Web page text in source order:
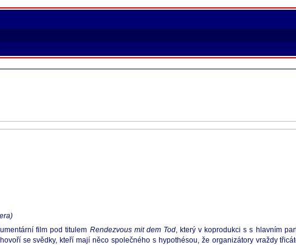
film pod titulem Rendezvous mit dem Tod, který v koprodukci s s hlavním
se svědky, kteří mají něco společného s hypothésou, že organizátory vraždy